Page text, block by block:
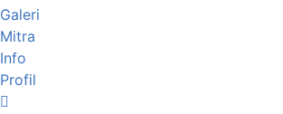
Galeri
Mitra
Info
Profil